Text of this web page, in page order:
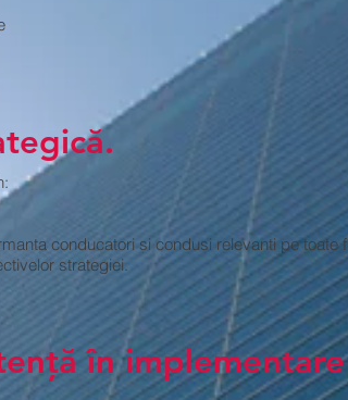
conducatori si condusi relevanti pe toate
strategiei.
în